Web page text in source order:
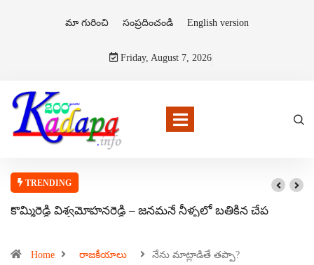
మా గురించి సంప్రదించండి English version
Friday, August 7, 2026
TRENDING
కొమ్మిరెడ్డి విశ్వమోహనరెడ్డి – జనమనే నీళ్ళలో బతికిన చేప
Home రాజకీయాలు నేను మాట్లాడితే తప్పా?